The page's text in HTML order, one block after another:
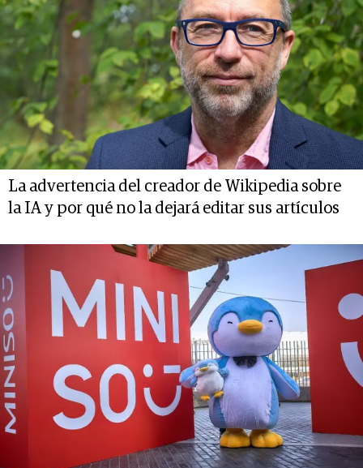
La advertencia del creador de Wikipedia sobre
la IA y por qué no la dejará editar sus artículos